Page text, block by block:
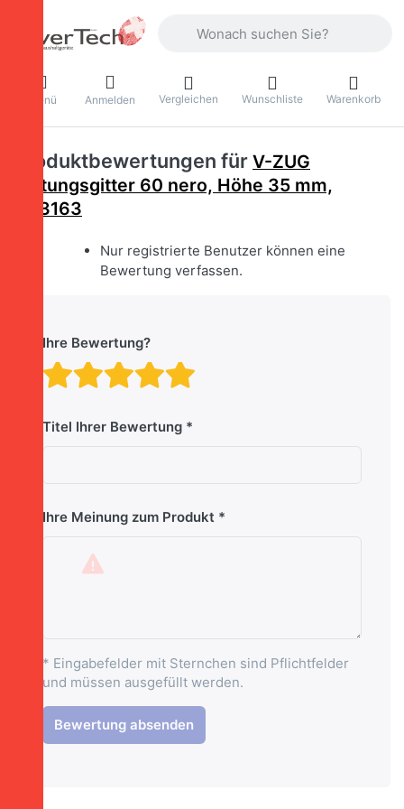
Menü Anmelden Vergleichen Wunschliste Warenkorb
Produktbewertungen für V-ZUG
Lüftungsgitter 60 nero, Höhe 35 mm,
H63163
Nur registrierte Benutzer können eine
Bewertung verfassen.
Ihre Bewertung?
Bewertung: 4 von
Bewertung: 3 von 5
Bewertung: 2 von 5
Bewertung: 1 von 5
Titel Ihrer Bewertung
Ihre Meinung zum Produkt
* Eingabefelder mit Sternchen sind Pflichtfelder
und müssen ausgefüllt werden.
Bewertung absenden